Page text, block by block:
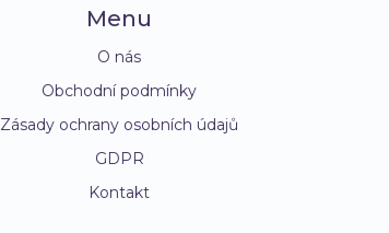
Menu
O nás
Obchodní podmínky
Zásady ochrany osobních údajů
GDPR
Kontakt